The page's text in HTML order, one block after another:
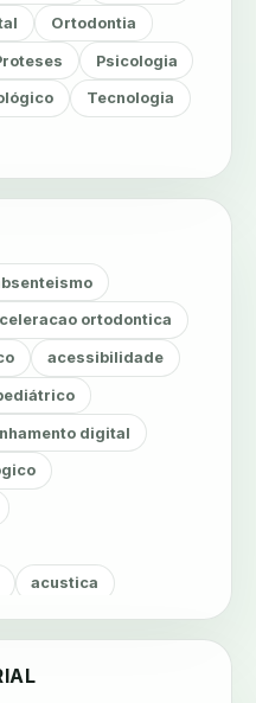
Ortodontia
Psicologia
Tecnologia
ortodontica
acessibilidade
digital
acustica
adesao ao tratamento